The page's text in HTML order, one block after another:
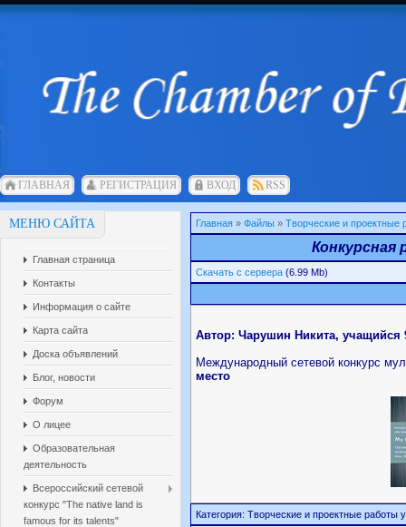
ГЛАВНАЯ РЕГИСТРАЦИЯ ВХОД RSS
МЕНЮ САЙТА
Главная страница
Контакты
Информация о сайте
Карта сайта
Доска объявлений
Блог, новости
Форум
О лицее
Образовательная
деятельность
Всероссийский сетевой
конкурс "The native land is
famous for its talents"
Главная » Файлы » Творческие и проектные
Конкурсная
Скачать с сервера (6.99 Mb)
Автор: Чарушин Никита, учащийся
Международный сетевой конкурс
место
Категория: Творческие и проектные работы